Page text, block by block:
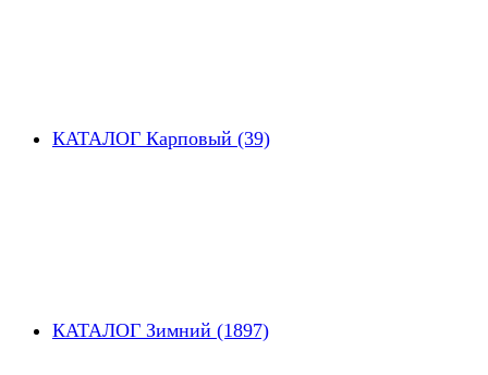
КАТАЛОГ Карповый (39)
КАТАЛОГ Зимний (1897)